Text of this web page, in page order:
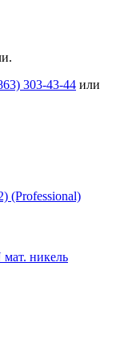
303-43-44 или
(Professional)
никель